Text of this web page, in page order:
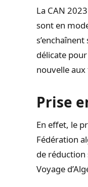
La CAN
sont en
délicate
nouvelle aux
Prise
En effet, le
Fédération
de réduction
Voyage